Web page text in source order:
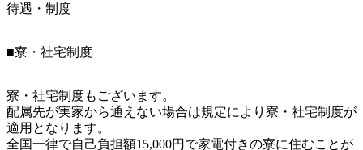
待遇・制度
■寮・社宅制度
寮・社宅制度もございます。
配属先が実家から通えない場合は規定により寮・社宅制度が
適用となります。
全国一律で自己負担額15,000円で家電付きの寮に住むことが